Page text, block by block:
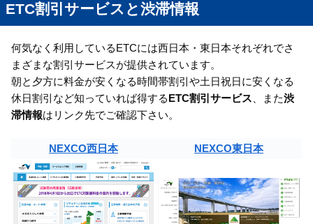
ETC割引サービスと渋滞情報
何気なく利用しているETCには西日本・東日本それぞれでさ
まざまな割引サービスが提供されています。
朝と夕方に料金が安くなる時間帯割引や土日祝日に安くなる
休日割引など知っていれば得するETC割引サービス 、また渋
滞情報はリンク先でご確認下さい。
NEXCO西日本 NEXCO東日本